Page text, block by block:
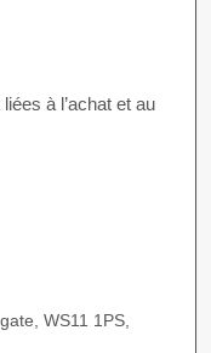
à l’achat et au
WS11 1PS,